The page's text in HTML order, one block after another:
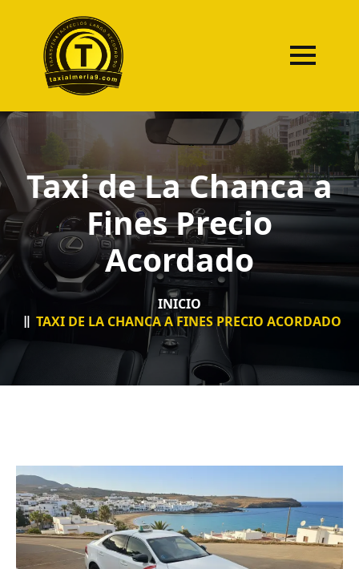
Taxi de La Chanca a
Fines Precio
Acordado
INICIO
TAXI DE LA CHANCA A FINES PRECIO ACORDADO